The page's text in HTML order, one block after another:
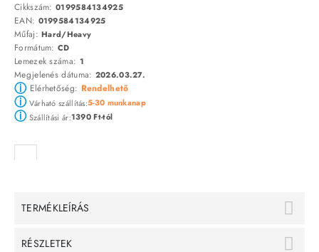
Cikkszám: 0199584134925
EAN: 0199584134925
Műfaj:Hard/Heavy
Formátum: CD
Lemezek száma: 1
Megjelenés dátuma: 2026.03.27.
ⓘElérhetőség: Rendelhető
ⓘVárható szállítás:5-30 munkanap
ⓘSzállítási ár:1390 Ft-tól
TERMÉKLEÍRÁS
RÉSZLETEK